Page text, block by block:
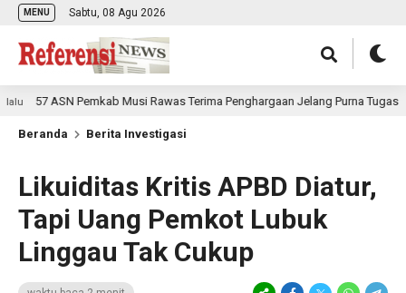
MENU Sabtu, 08 Agu 2026
57 ASN Pemkab Musi Rawas Terima Penghargaan Jelang Purna Tugas
Beranda Berita Investigasi
Likuiditas Kritis APBD Diatur,
Tapi Uang Pemkot Lubuk
Linggau Tak Cukup